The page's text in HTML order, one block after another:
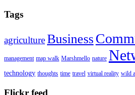
Tags
agricultureBusiness
management map walk Marshmello nature
technology thoughts time travel virtual reality wild